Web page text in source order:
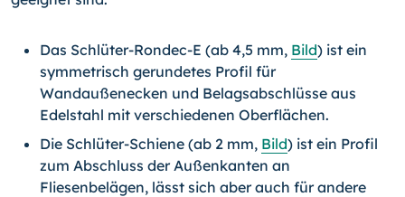
Das Schlüter-Rondec-E (ab 4,5 mm, Bild) ist ein
symmetrisch gerundetes Profil für
Wandaußenecken und Belagsabschlüsse aus
Edelstahl mit verschiedenen Oberflächen.
Die Schlüter-Schiene (ab 2 mm, Bild) ist ein Profil
zum Abschluss der Außenkanten an
Fliesenbelägen, lässt sich aber auch für andere